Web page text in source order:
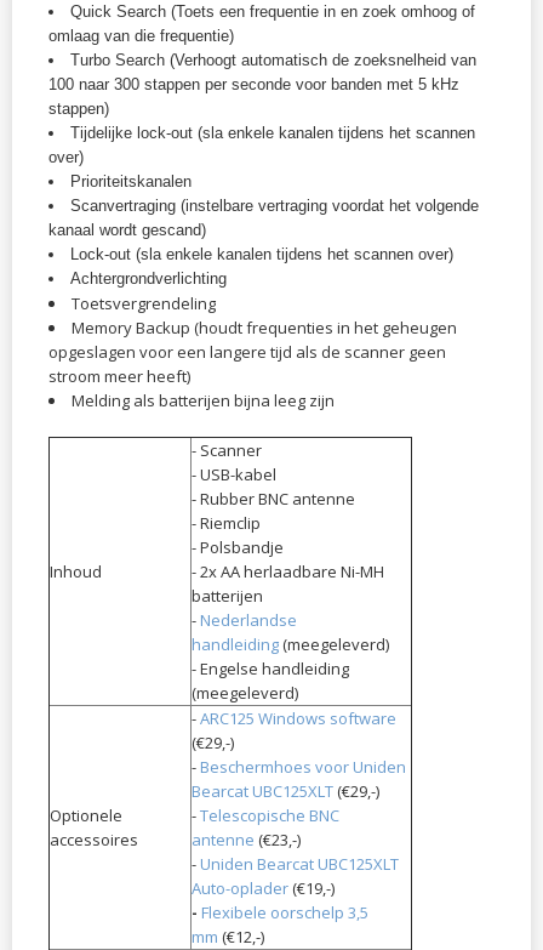
Quick Search (Toets een frequentie in en zoek omhoog of
omlaag van die frequentie)
Turbo Search (Verhoogt automatisch de zoeksnelheid van
100 naar 300 stappen per seconde voor banden met 5 kHz
stappen)
Tijdelijke lock-out (sla enkele kanalen tijdens het scannen
over)
Prioriteitskanalen
Scanvertraging (instelbare vertraging voordat het volgende
kanaal wordt gescand)
Lock-out (sla enkele kanalen tijdens het scannen over)
Achtergrondverlichting
Toetsvergrendeling
Memory Backup (houdt frequenties in het geheugen
opgeslagen voor een langere tijd als de scanner geen
stroom meer heeft)
Melding als batterijen bijna leeg zijn
Inhoud
- Scanner
- USB-kabel
- Rubber BNC antenne
- Riemclip
- Polsbandje
- 2x AA herlaadbare Ni-MH
batterijen
- Nederlandse
handleiding(meegeleverd)
- Engelse handleiding
(meegeleverd)
Optionele
accessoires
-ARC125 Windows software
(€29,-)
- Beschermhoes voor Uniden
Bearcat UBC125XLT(€29,-)
-Telescopische BNC
antenne (€23,-)
- Uniden Bearcat UBC125XLT
Auto-oplader(€19,-)
- Flexibele oorschelp 3,5
mm (€12,-)